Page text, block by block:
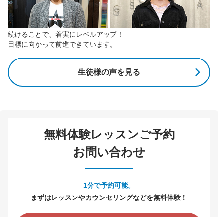
続けることで、着実にレベルアップ！
目標に向かって前進できています。
生徒様の声を見る
無料体験レッスンご予約
お問い合わせ
1分で予約可能。
まずはレッスンやカウンセリングなどを無料体験！